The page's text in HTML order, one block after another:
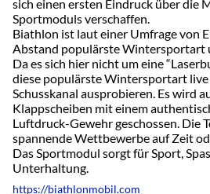
sich einen ersten Eindruck über die
Sportmoduls verschaffen.
Biathlon ist laut einer Umfrage von
Abstand populärste Wintersportart
Da es sich hier nicht um eine
diese populärste Wintersportart live
Schusskanal ausprobieren. Es wird
Klappscheiben mit einem
Luftdruck-Gewehr geschossen. Die
spannende Wettbewerbe auf Zeit
Das Sportmodul sorgt für Sport,
Unterhaltung.
https://biathlonmobil.com